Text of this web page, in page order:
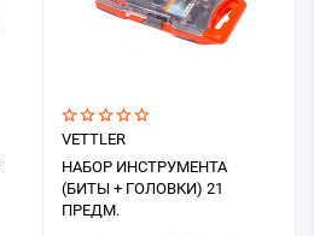
VETTLER
НАБОР ИНСТРУМЕНТА
(БИТЫ + ГОЛОВКИ) 21
ПРЕДМ.